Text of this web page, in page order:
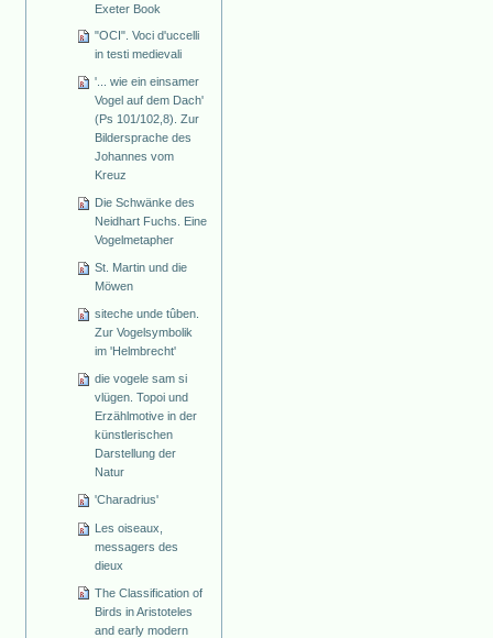
Exeter Book
"OCI". Voci d'uccelli
in testi medievali
'... wie ein einsamer
Vogel auf dem Dach'
(Ps 101/102,8). Zur
Bildersprache des
Johannes vom
Kreuz
Die Schwänke des
Neidhart Fuchs. Eine
Vogelmetapher
St. Martin und die
Möwen
siteche unde tûben.
Zur Vogelsymbolik
im 'Helmbrecht'
die vogele sam si
vlügen. Topoi und
Erzählmotive in der
künstlerischen
Darstellung der
Natur
'Charadrius'
Les oiseaux,
messagers des
dieux
The Classification of
Birds in Aristoteles
and early modern